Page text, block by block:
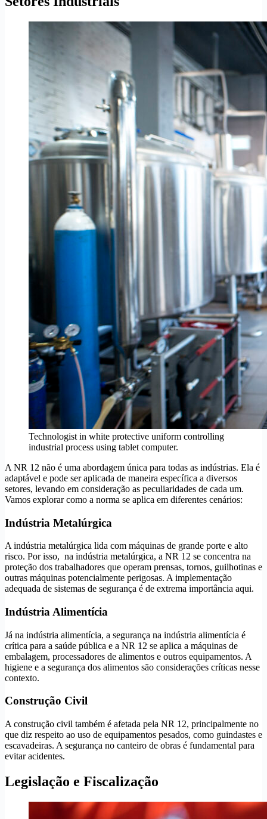
Technologist in white protective uniform controlling
industrial process using tablet computer.
A NR 12 não é uma abordagem única para todas as indústrias. Ela é
adaptável e pode ser aplicada de maneira específica a diversos
setores, levando em consideração as peculiaridades de cada um.
Vamos explorar como a norma se aplica em diferentes cenários:
Indústria Metalúrgica
A indústria metalúrgica lida com máquinas de grande porte e alto
risco. Por isso, na indústria metalúrgica, a NR 12 se concentra na
proteção dos trabalhadores que operam prensas, tornos, guilhotinas e
outras máquinas potencialmente perigosas. A implementação
adequada de sistemas de segurança é de extrema importância aqui.
Indústria Alimentícia
Já na indústria alimentícia, a segurança na indústria alimentícia é
crítica para a saúde pública e a NR 12 se aplica a máquinas de
embalagem, processadores de alimentos e outros equipamentos. A
higiene e a segurança dos alimentos são considerações críticas nesse
contexto.
Construção Civil
A construção civil também é afetada pela NR 12, principalmente no
que diz respeito ao uso de equipamentos pesados, como guindastes e
escavadeiras. A segurança no canteiro de obras é fundamental para
evitar acidentes.
Legislação e Fiscalização